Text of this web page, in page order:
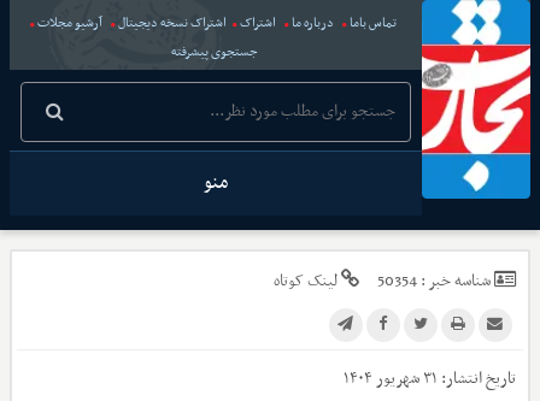
تماس باما درباره ما اشتراک اشتراک نسخه دیجیتال
آرشیو مجلات
جستجوی پیشرفته
منو
شناسه خبر :50354 لینک کوتاه
تاریخ انتشار: ۳۱ شهریور ۱۴۰۴